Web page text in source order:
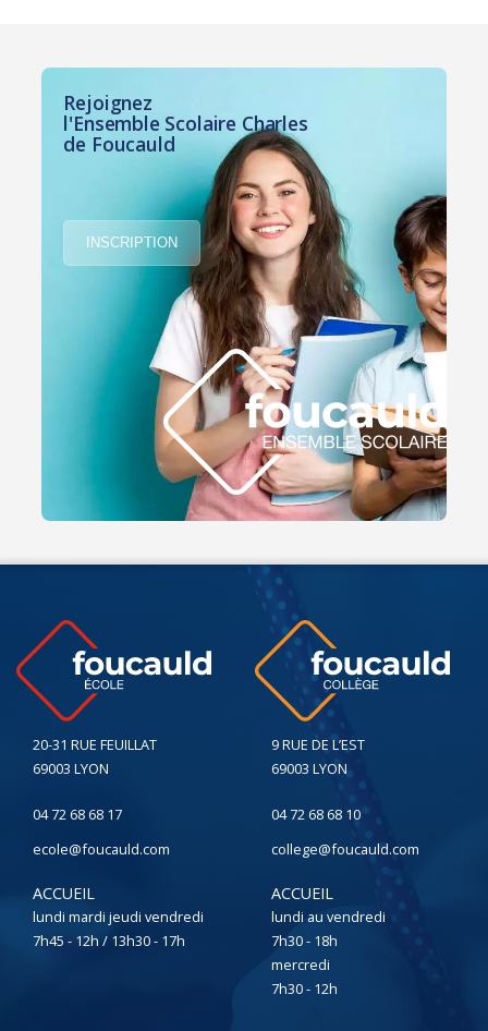
Rejoignez
l'Ensemble Scolaire Charles
de Foucauld
INSCRIPTION
20-31 RUE FEUILLAT
69003 LYON
04 72 68 68 17
ecole@foucauld.com
ACCUEIL
lundi mardi jeudi vendredi
7h45 - 12h / 13h30 - 17h
9 RUE DE L’EST
69003 LYON
04 72 68 68 10
college@foucauld.com
ACCUEIL
lundi au vendredi
7h30 - 18h
mercredi
7h30 - 12h